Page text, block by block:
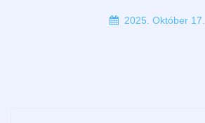
2025. Október 17.